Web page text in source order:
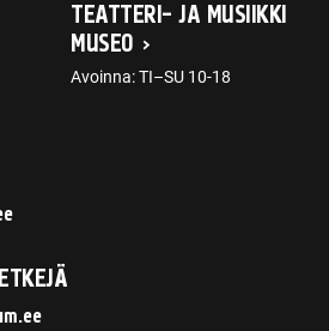
TEATTERI- JA MUSIIKKI
MUSEO
Avoinna: TI–SU 10-18